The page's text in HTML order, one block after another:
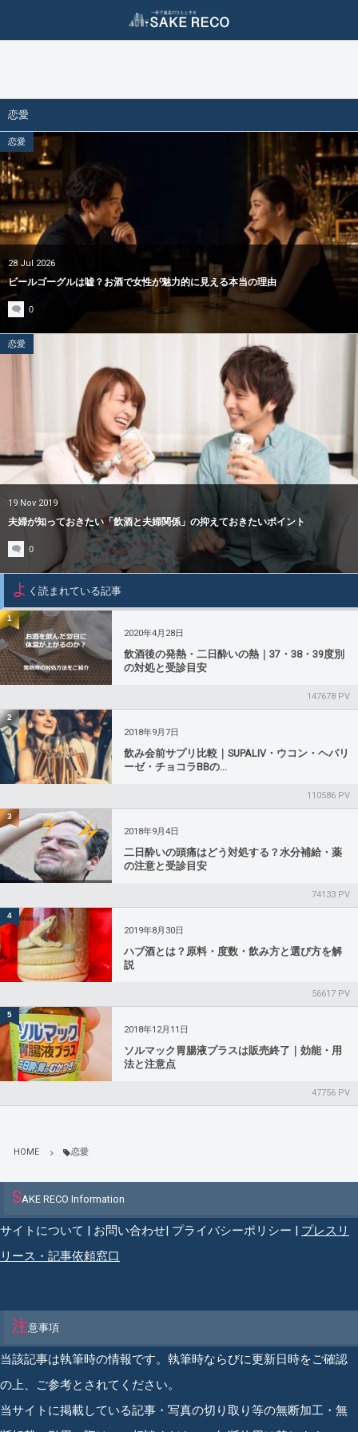
恋愛
恋愛
28 Jul 2026
ビールゴーグルは嘘？お酒で女性が魅力的に見える本当の理由
0
恋愛
19 Nov 2019
夫婦が知っておきたい「飲酒と夫婦関係」の抑えておきたいポイント
0
よ く読まれている記事
1
2020年4月28日
飲酒後の発熱・二日酔いの熱｜37・38・39度別
の対処と受診目安
147678 PV
2
2018年9月7日
飲み会前サプリ比較｜SUPALIV・ウコン・ヘパリ
ーゼ・チョコラBBの...
110586 PV
3
2018年9月4日
二日酔いの頭痛はどう対処する？水分補給・薬
の注意と受診目安
74133 PV
4
2019年8月30日
ハブ酒とは？原料・度数・飲み方と選び方を解
説
56617 PV
5
2018年12月11日
ソルマック胃腸液プラスは販売終了｜効能・用
法と注意点
47756 PV
HOME 恋愛
SAKE RECO Information
サイトについて | お問い合わせ| プライバシーポリシー | プレスリ
リース・記事依頼窓口
注意事項
当該記事は執筆時の情報です。執筆時ならびに更新日時をご確認
の上、ご参考とされてください。
当サイトに掲載している記事・写真の切り取り等の無断加工・無
日本酒
焼酎
泡盛
ウィスキー
クラフトジン